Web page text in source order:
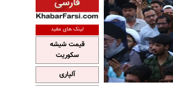
لینک های مفید
قیمت شیشه
سکوریت
آلپاری